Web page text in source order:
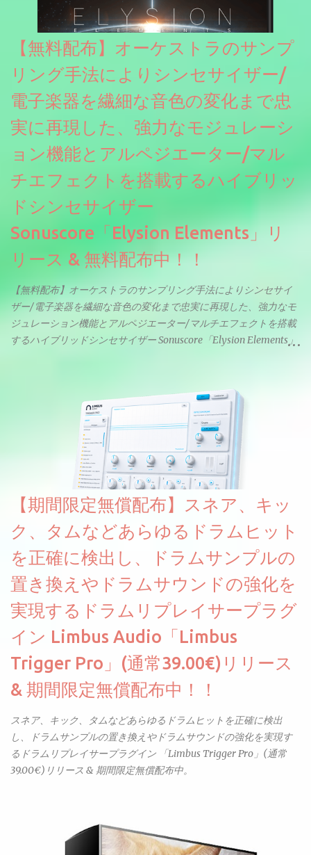
【無料配布】オーケストラのサンプ
リング手法によりシンセサイザー/
電子楽器を繊細な音色の変化まで忠
実に再現した、強力なモジュレーシ
ョン機能とアルペジエーター/マル
チエフェクトを搭載するハイブリッ
ドシンセサイザー
Sonuscore「Elysion Elements」リ
リース & 無料配布中！！
【無料配布】オーケストラのサンプリング手法によりシンセサイ
ザー/電子楽器を繊細な音色の変化まで忠実に再現した、強力なモ
ジュレーション機能とアルペジエーター/マルチエフェクトを搭載
するハイブリッドシンセサイザー Sonuscore「Elysion Elements」
えるようになっています。総容量も7GBを超えます。複数の設定に
より音色が作りこまれているため、あらかじめアルペジオがプロ
グラムされているプリセットも多いですが、アルペジオを切るこ
とももちろんできます。 ほとんどのシンセライブラリは、音を一
度サンプリングしてベロシティで音量を調整します。 しかし、
ELYSIONは違います。ビンテージシンセを含む様々な音源から、
複数のベロシティレイヤーにわたって録音し、各レイヤーを整形
することで、弱く演奏した場合と強く演奏した場合で、全く異な
る音色が得られます。単に音量を変えただけの同じ音ではありま
せん。
【期間限定無償配布】スネア、キッ
ク、タムなどあらゆるドラムヒット
を正確に検出し、ドラムサンプルの
置き換えやドラムサウンドの強化を
実現するドラムリプレイサープラグ
イン Limbus Audio「Limbus
Trigger Pro」(通常39.00€)リリース
& 期間限定無償配布中！！
スネア、キック、タムなどあらゆるドラムヒットを正確に検出
し、ドラムサンプルの置き換えやドラムサウンドの強化を実現す
るドラムリプレイサープラグイン 「Limbus Trigger Pro」(通常
39.00€)リリース & 期間限定無償配布中。